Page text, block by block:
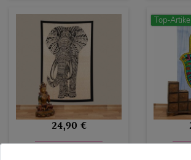
24,90 €
Top-